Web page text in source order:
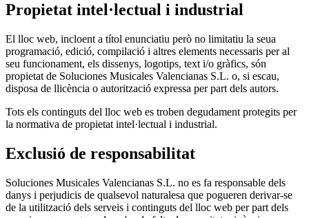
Propietat intel·lectual i industrial
El lloc web, incloent a títol enunciatiu però no limitatiu la seua
programació, edició, compilació i altres elements necessaris per al
seu funcionament, els dissenys, logotips, text i/o gràfics, són
propietat de Soluciones Musicales Valencianas S.L. o, si escau,
disposa de llicència o autorització expressa per part dels autors.
Tots els continguts del lloc web es troben degudament protegits per
la normativa de propietat intel·lectual i industrial.
Exclusió de responsabilitat
Soluciones Musicales Valencianas S.L. no es fa responsable dels
danys i perjudicis de qualsevol naturalesa que pogueren derivar-se
de la utilització dels serveis i continguts del lloc web per part dels